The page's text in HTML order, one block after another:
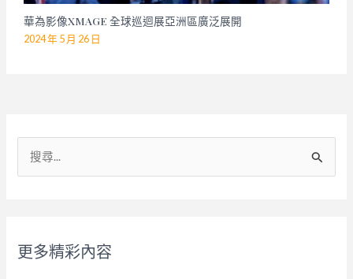
華為影像XMAGE 全球巡迴展亞洲區廣泛展開
2024 年 5 月 26 日
:
更多精彩內容